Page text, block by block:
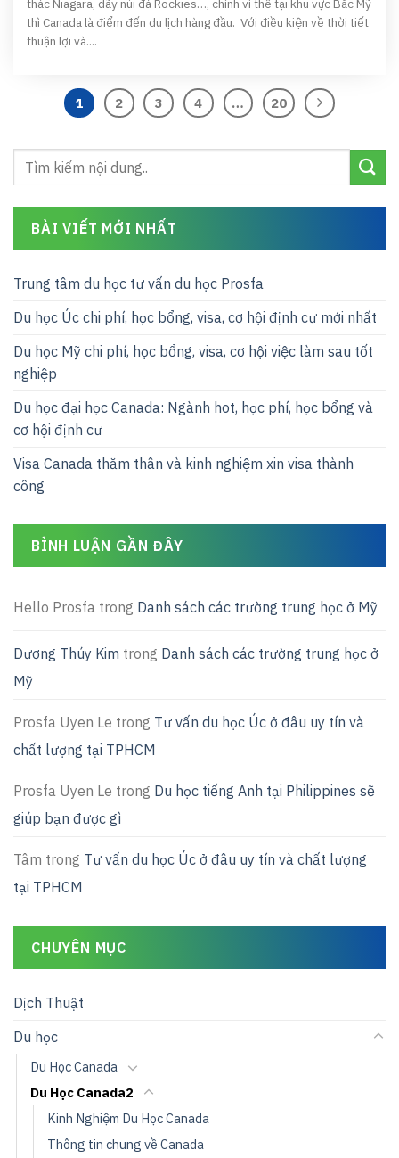
BÀI VIẾT MỚI NHẤT
Trung tâm du học tư vấn du học Prosfa
Du học Úc chi phí, học bổng, visa, cơ hội định cư mới nhất
Du học Mỹ chi phí, học bổng, visa, cơ hội việc làm sau tốt
nghiệp
Du học đại học Canada: Ngành hot, học phí, học bổng và
cơ hội định cư
Visa Canada thăm thân và kinh nghiệm xin visa thành
công
BÌNH LUẬN GẦN ĐÂY
Hello Prosfa trong Danh sách các trường trung học ở Mỹ
Dương Thúy Kim trong Danh sách các trường trung học ở
Mỹ
Prosfa Uyen Le trong Tư vấn du học Úc ở đâu uy tín và
chất lượng tại TPHCM
Prosfa Uyen Le trong Du học tiếng Anh tại Philippines sẽ
giúp bạn được gì
Tâm trong Tư vấn du học Úc ở đâu uy tín và chất lượng
tại TPHCM
CHUYÊN MỤC
Dịch Thuật
Du học
Du Học Canada
Du Học Canada2
Kinh Nghiệm Du Học Canada
Thông tin chung về Canada
thác Niagara, dãy núi đá Rockies…, chính vì thế tại khu vực Bắc Mỹ
thì Canada là điểm đến du lịch hàng đầu. Với điều kiện về thời tiết
thuận lợi và....
1 2 3 4 … 20